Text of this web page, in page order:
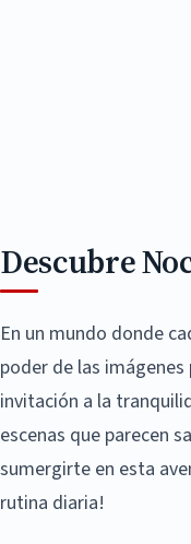
Descubre
En un mundo donde
poder de las imágenes
invitación a la
escenas que parecen
sumergirte en esta
rutina diaria!